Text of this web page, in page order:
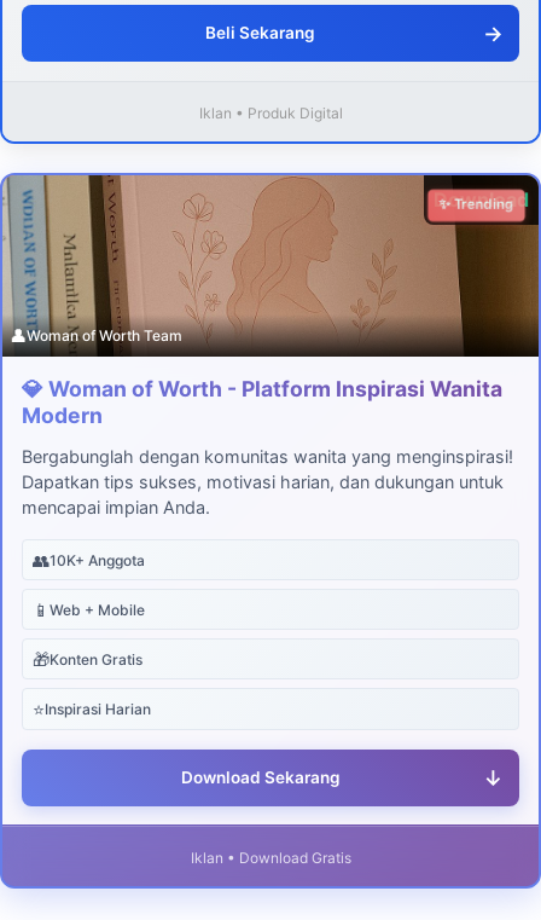
Beli Sekarang →
Iklan • Produk Digital
Download
✨ Trending
👤Woman of Worth Team
💎 Woman of Worth - Platform Inspirasi Wanita
Modern
Bergabunglah dengan komunitas wanita yang menginspirasi!
Dapatkan tips sukses, motivasi harian, dan dukungan untuk
mencapai impian Anda.
👥10K+ Anggota
📱 Web + Mobile
🎁Konten Gratis
⭐Inspirasi Harian
Download Sekarang ↓
Iklan • Download Gratis